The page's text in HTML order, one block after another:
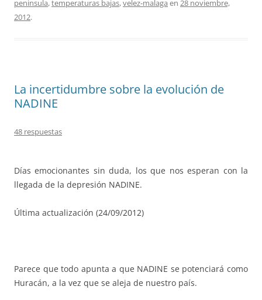
peninsula,temperaturas bajas,velez-malaga en 28 noviembre,
2012.
La incertidumbre sobre la evolución de
NADINE
48 respuestas
Días emocionantes sin duda, los que nos esperan con la
llegada de la depresión NADINE.
Última actualización (24/09/2012)
Parece que todo apunta a que NADINE se potenciará como
Huracán, a la vez que se aleja de nuestro país.